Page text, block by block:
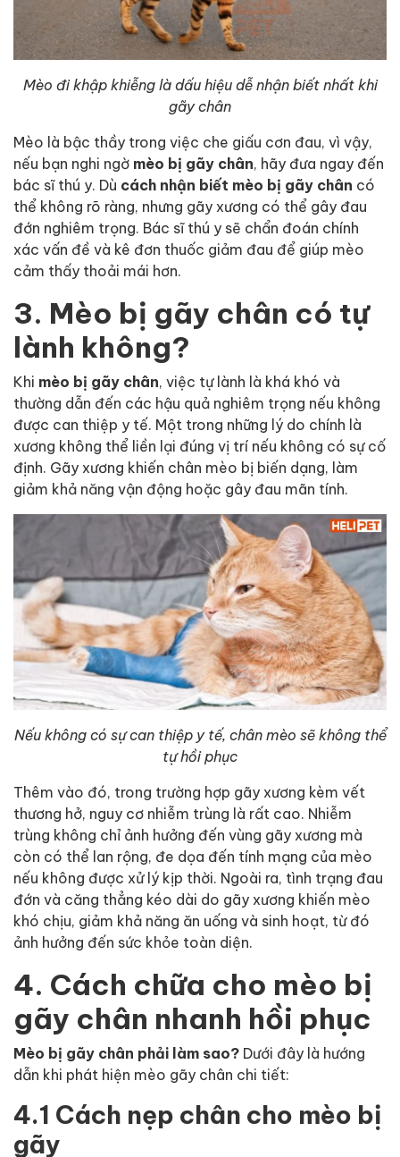
Mèo đi khập khiễng là dấu hiệu dễ nhận biết nhất khi
gãy chân
Mèo là bậc thầy trong việc che giấu cơn đau, vì vậy,
nếu bạn nghi ngờ mèo bị gãy chân , hãy đưa ngay đến
bác sĩ thú y. Dù cách nhận biết mèo bị gãy chân có
thể không rõ ràng, nhưng gãy xương có thể gây đau
đớn nghiêm trọng. Bác sĩ thú y sẽ chẩn đoán chính
xác vấn đề và kê đơn thuốc giảm đau để giúp mèo
cảm thấy thoải mái hơn.
3. Mèo bị gãy chân có tự
lành không?
Khi mèo bị gãy chân , việc tự lành là khá khó và
thường dẫn đến các hậu quả nghiêm trọng nếu không
được can thiệp y tế. Một trong những lý do chính là
xương không thể liền lại đúng vị trí nếu không có sự cố
định. Gãy xương khiến chân mèo bị biến dạng, làm
giảm khả năng vận động hoặc gây đau mãn tính.
Nếu không có sự can thiệp y tế, chân mèo sẽ không thể
tự hồi phục
Thêm vào đó, trong trường hợp gãy xương kèm vết
thương hở, nguy cơ nhiễm trùng là rất cao. Nhiễm
trùng không chỉ ảnh hưởng đến vùng gãy xương mà
còn có thể lan rộng, đe dọa đến tính mạng của mèo
nếu không được xử lý kịp thời. Ngoài ra, tình trạng đau
đớn và căng thẳng kéo dài do gãy xương khiến mèo
khó chịu, giảm khả năng ăn uống và sinh hoạt, từ đó
ảnh hưởng đến sức khỏe toàn diện.
4. Cách chữa cho mèo bị
gãy chân nhanh hồi phục
Mèo bị gãy chân phải làm sao? Dưới đây là hướng
dẫn khi phát hiện mèo gãy chân chi tiết:
4.1 Cách nẹp chân cho mèo bị
gãy